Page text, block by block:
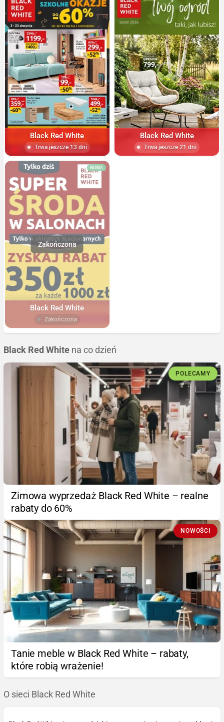
Black Red White
Trwa jeszcze 13 dni
Black Red White
Trwa jeszcze 21 dni
NOWA
Black Red White
Zakończona
Black Red White na co dzień
POLECAMY
Zimowa wyprzedaż Black Red White – realne
rabaty do 60%
NOWOŚCI
Tanie meble w Black Red White – rabaty,
które robią wrażenie!
O sieci Black Red White